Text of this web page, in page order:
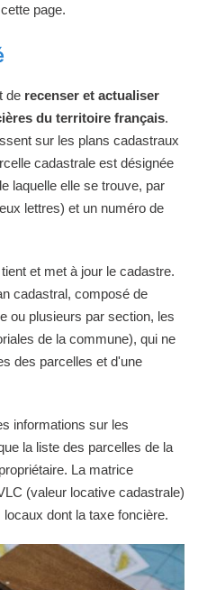
page.
de recenser et actualiser
du territoire français.
sur les plans cadastraux
cadastrale est désignée
laquelle elle se trouve, par
lettres) et un numéro de
et met à jour le cadastre.
cadastral, composé de
ou plusieurs par section, les
de la commune), qui ne
des parcelles et d'une
informations sur les
la liste des parcelles de la
La matrice
(valeur locative cadastrale)
dont la taxe foncière.